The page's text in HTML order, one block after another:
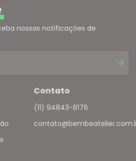
nossas notificações de
Contato
(11) 94843-8176